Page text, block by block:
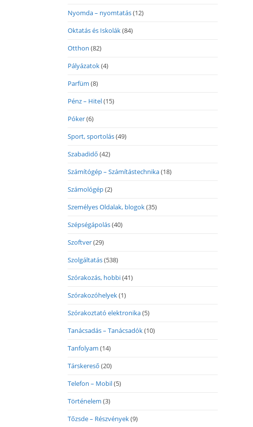
Nyomda – nyomtatás(12)
Oktatás és Iskolák(84)
Otthon (82)
Pályázatok(4)
Parfüm (8)
Pénz – Hitel(15)
Póker(6)
Sport, sportolás(49)
Szabadidő (42)
Számítógép – Számítástechnika(18)
Számológép(2)
Személyes Oldalak, blogok(35)
Szépségápolás(40)
Szoftver(29)
Szolgáltatás(538)
Szórakozás, hobbi(41)
Szórakozóhelyek(1)
Szórakoztató elektronika(5)
Tanácsadás – Tanácsadók(10)
Tanfolyam (14)
Társkereső (20)
Telefon – Mobil(5)
Történelem (3)
Tőzsde – Részvények(9)